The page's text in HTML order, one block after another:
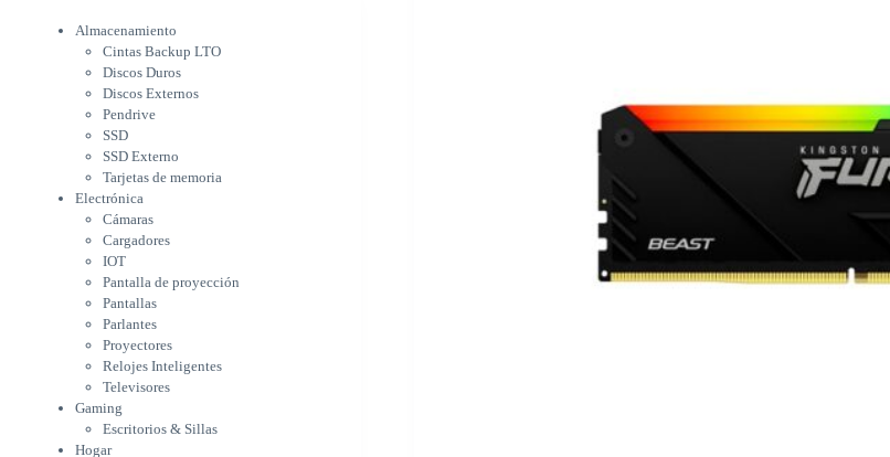
Cámaras
Cargadores
IOT
Pantalla de proyección
Pantallas
Parlantes
Proyectores
Relojes Inteligentes
Televisores
Gaming
Escritorios & Sillas
Hogar
Bebés & Niños
Conservadoras & Térmicos
Electrodomésticos
Cocina
Cuidado Personal
Equipos de oficina
Almacenamiento
Cintas Backup LTO
Discos Duros
Discos Externos
Pendrive
SSD
SSD Externo
Tarjetas de memoria
Electrónica
Cámaras
Cargadores
IOT
Pantalla de proyección
Pantallas
Parlantes
Proyectores
Relojes Inteligentes
Televisores
Gaming
Escritorios & Sillas
Hogar